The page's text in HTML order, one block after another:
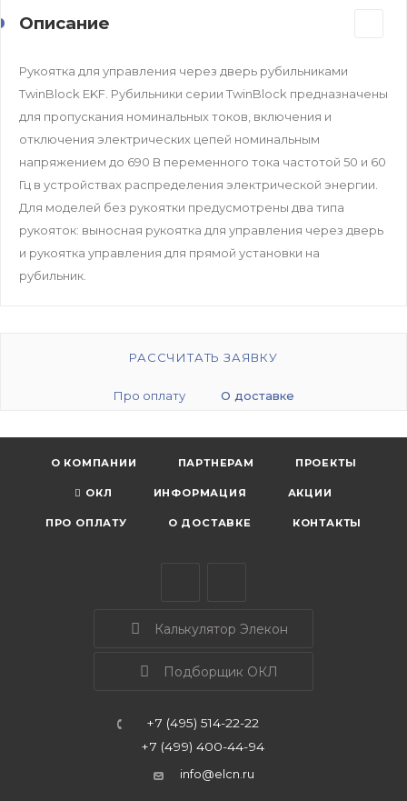
Описание
Рукоятка для управления через дверь рубильниками
TwinBlock EKF. Рубильники серии TwinBlock предназначены
для пропускания номинальных токов, включения и
отключения электрических цепей номинальным
напряжением до 690 В переменного тока частотой 50 и 60
Гц в устройствах распределения электрической энергии.
Для моделей без рукоятки предусмотрены два типа
рукояток: выносная рукоятка для управления через дверь
и рукоятка управления для прямой установки на
рубильник.
РАССЧИТАТЬ ЗАЯВКУ
Про оплату О доставке
О КОМПАНИИ ПАРТНЕРАМ ПРОЕКТЫ
ОКЛ ИНФОРМАЦИЯ АКЦИИ
ПРО ОПЛАТУ О ДОСТАВКЕ КОНТАКТЫ
Калькулятор Элекон
Подборщик ОКЛ
+7 (495) 514-22-22
+7 (499) 400-44-94
info@elcn.ru